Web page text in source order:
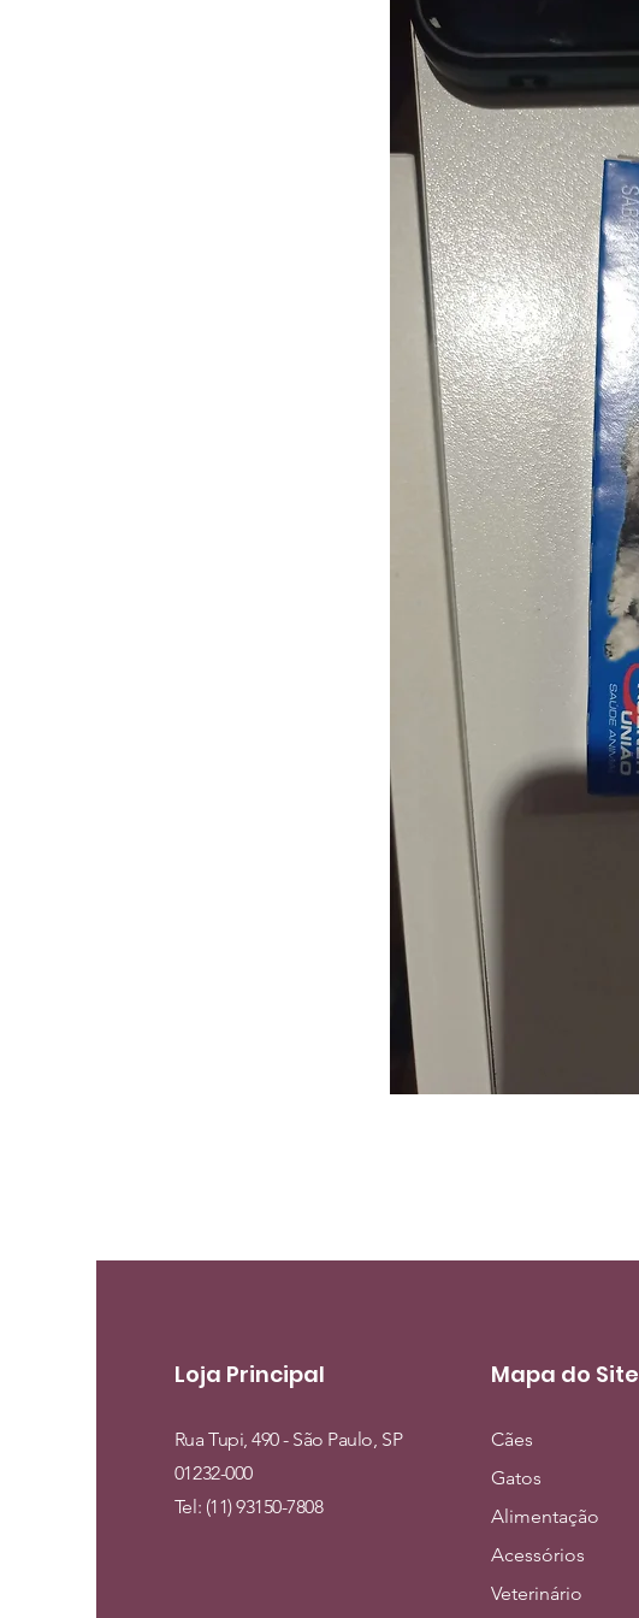
Loja Principal
Rua Tupi, 490 - São Paulo, SP
01232-000
Tel: (11) 93150-7808
Mapa do Site
Cães
Gatos
Alimentação
Acessórios
Veterinário